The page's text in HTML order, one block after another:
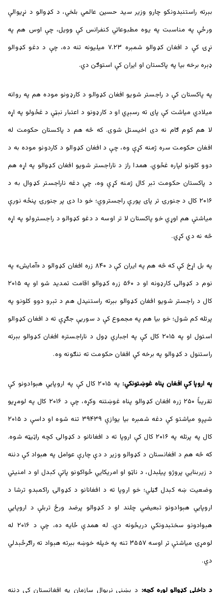
بېرته راستنېدونکو چارو وزیر سید حسين عالمي بلخي، د کډوالو د نړیوالې
ورځې په مناسبت په یوه مطبوعاتي کنفرانس کې وویل، چې اوس هم په
نړۍ کې د افغان کډوالو شمېره ۷.۲۳ میلیونه تنه ده، چې د دغو کډوالو
ډېره برخه بیا په پاکستان او ایران کې استوګن دي.
په پاکستان کې د راجستر شويو افغان کډوالو د کارډونو موده هم په روانه
ميلادي میاشت کې پای ته رسېږي او د کارډونو د اعتبار نېټې د غځولو په اړه
لا هم کوم ګام نه دی اخیستل شوی. که څه هم د پاکستان حکومت له
افغان حکومت سره ژمنه کړې وه، چې د افغان کډوالو د کاردونو موده به د
دوو کلونو لپاره غځوي. همدا راز د ناراجستر شويو افغان کډوالو په اړه هم
د پاکستان حکومت تېر کال ژمنه کړې وه، چې دغه ناراجستر کډوال به د
۲۰۱۶ کال د جنورۍ تر پای پورې راجستروي؛ خو دا دی پر جنورۍ پنځه نورې
میاشتې هم اوړي خو پاکستان لا تر اوسه د دغو کډوالو د راجسترولو په اړه
څه نه دي کړي.
په بل اړخ کې که څه هم په ایران کې د ۸۴۰ زره افغان کډوالو د «آمایش» په
نوم د کډوالۍ کارډونه او د ۵۶۰ زره کډوالو اقامت تمدید شو او په ۲۰۱۵
کال د راجستر شويو افغان کډوالو بېرته راستنیدل هم د تېرو دوو کلونو په
پرتله کم شول؛ خو بیا هم په مجموع کې د سوریې جګړې ته د افغان کډوالو
استول او په ۲۰۱۵ کال کې په اجباري ډول د ناراجستره افغان کډوالو بېرته
راستنول د کډوالو په برخه کې افغان حکومت ته ننګونه وه.
په اروپا کې افغان پناه غوښتونکي:
په ۲۰۱۵ کال کې په اروپايي هېوادونو کې
تقریباً ۲۵۰ زره افغان کډوالو پناه غوښتنه وکړه، چې د ۲۰۱۶ کال په لومړیو
شپږو میاشتو کې دغه شمېره بیا یوازې ۳۹۴۳۹ تنه شوه او داسې د ۲۰۱۵
کال په پرتله په ۲۰۱۶ کال کې اروپا ته د افغانانو د کډوالۍ کچه راټيټه شوه.
که څه هم د افغانستان د کډوالو وزیر د دې چارې عوامل په هېواد کې دننه
د زیربنايي پروژو پیلېدل، د ناټو او امریکايي ځواکونو پاتې کېدل او د امنیتي
وضعیت ښه کېدل ګڼلي؛ خو اروپا ته د افغانانو د کډوالۍ راکمېدو ترشا د
اروپايي هېوادونو تبعیضي چلند او د کډوالو پرضد ورځ تربلې د اروپايي
هېوادونو سختېدونکي دریځونه دي. له همدې ځایه ده، چې د ۲۰۱۶ له
لومړۍ میاشتې تر اوسه ۳۵۵۷ تنه په خپله خوښه بېرته هېواد ته راګرځېدلي
دي.
د داخلي کډوالو لوړه کچه: د بښنې نړېوال سازمان په افغانستان کې دننه